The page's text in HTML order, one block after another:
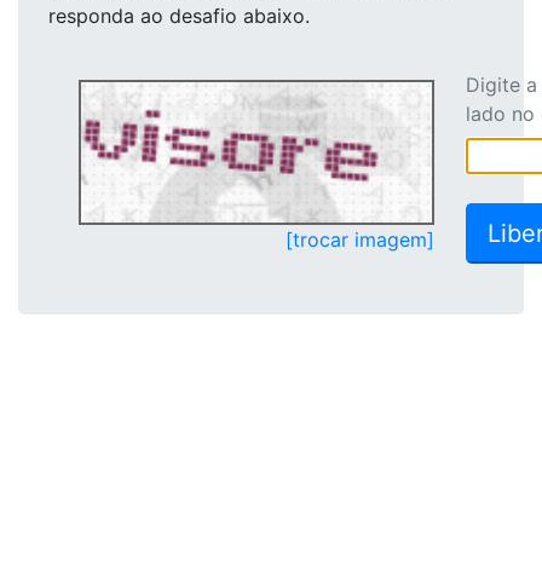
responda ao desafio abaixo.
[trocar imagem]
Digite
lado no